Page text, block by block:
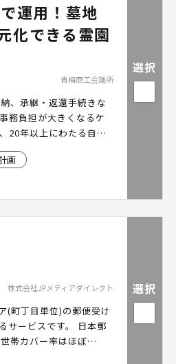
運用！墓地
化できる霊園
青梅商工会議所
、承継・返還手続きな
務負担が大きくなるケ
20年以上にわたる自治
までを一元化し、霊園
画
選択
株式会社JPメディアダイレクト
(町丁目単位)の郵便受け
サービスです。 日本郵
帯カバー率はほぼ
オートロックマンショ
選択